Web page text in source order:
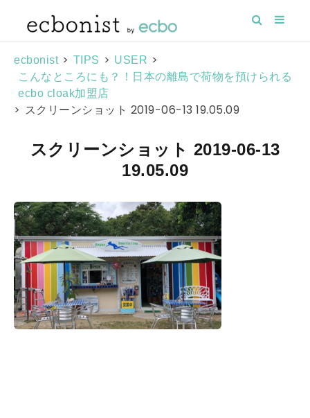
ecbonist > TIPS > USER >
こんなところにも？！日本の離島で荷物を預けられる
ecbo cloak加盟店
> スクリーンショット 2019-06-13 19.05.09
スクリーンショット 2019-06-13
19.05.09